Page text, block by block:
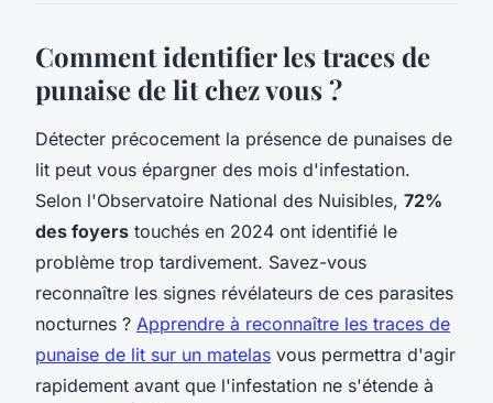
Comment identifier les traces de
punaise de lit chez vous ?
Détecter précocement la présence de punaises de
lit peut vous épargner des mois d'infestation.
Selon l'Observatoire National des Nuisibles, 72%
des foyers touchés en 2024 ont identifié le
problème trop tardivement. Savez-vous
reconnaître les signes révélateurs de ces parasites
nocturnes ? Apprendre à reconnaître les traces de
punaise de lit sur un matelas vous permettra d'agir
rapidement avant que l'infestation ne s'étende à